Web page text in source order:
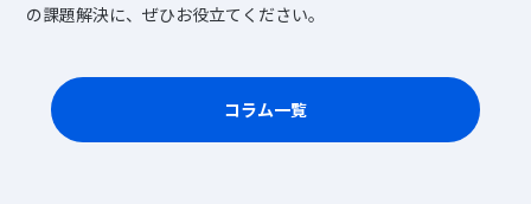
の課題解決に、ぜひお役立てください。
コラム一覧